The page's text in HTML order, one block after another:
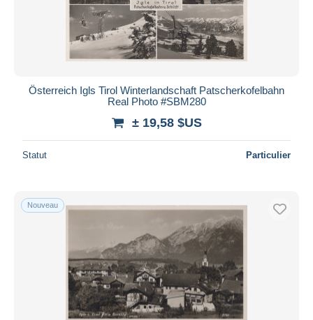
Österreich Igls Tirol Winterlandschaft Patscherkofelbahn
Real Photo #SBM280
± 19,58 $US
Statut Particulier
Nouveau